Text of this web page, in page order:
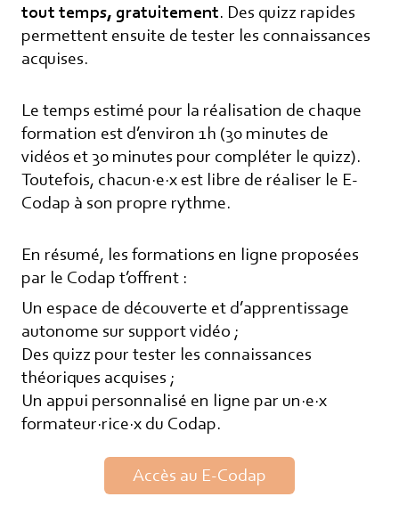
tout temps, gratuitement. Des quizz rapides
permettent ensuite de tester les connaissances
acquises.
Le temps estimé pour la réalisation de chaque
formation est d’environ 1h (30 minutes de
vidéos et 30 minutes pour compléter le quizz).
Toutefois, chacun·e·x est libre de réaliser le E-
Codap à son propre rythme.
En résumé, les formations en ligne proposées
par le Codap t’offrent :
Un espace de découverte et d’apprentissage
autonome sur support vidéo ;
Des quizz pour tester les connaissances
théoriques acquises ;
Un appui personnalisé en ligne par un·e·x
formateur·rice·x du Codap.
Accès au E-Codap